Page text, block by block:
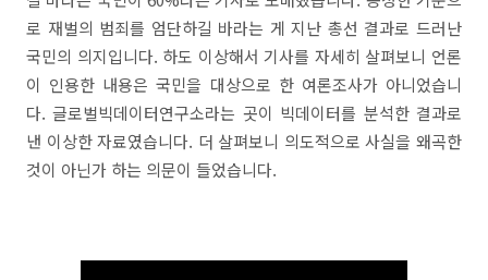
로 재벌의 범죄를 엄단하길 바라는 게 지난 총선 결과로 드러난
국민의 의지입니다. 하도 이상해서 기사를 자세히 살펴보니 언론
이 인용한 내용은 국민을 대상으로 한 여론조사가 아니었습니
다. 글로벌빅데이터연구소라는 곳이 빅데이터를 분석한 결과로
낸 이상한 자료였습니다. 더 살펴보니 의도적으로 사실을 왜곡한
것이 아닌가 하는 의문이 들었습니다.